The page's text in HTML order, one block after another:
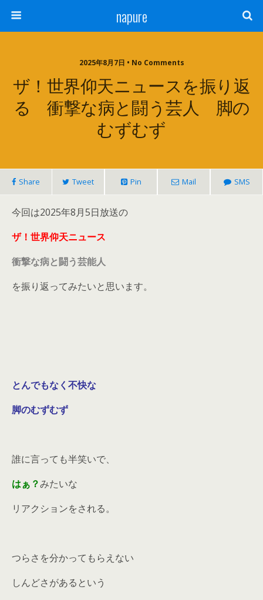
napure
2025年8月7日 • No Comments
ザ！世界仰天ニュースを振り返
る 衝撃な病と闘う芸人 脚の
むずむず
Share Tweet Pin Mail SMS
今回は2025年8月5日放送の
ザ！世界仰天ニュース
衝撃な病と闘う芸能人
を振り返ってみたいと思います。
とんでもなく不快な
脚のむずむず
誰に言っても半笑いで、
はぁ？みたいな
リアクションをされる。
つらさを分かってもらえない
しんどさがあるという